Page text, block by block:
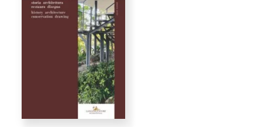
Proposte di pubblicazione
Gangemi Editore